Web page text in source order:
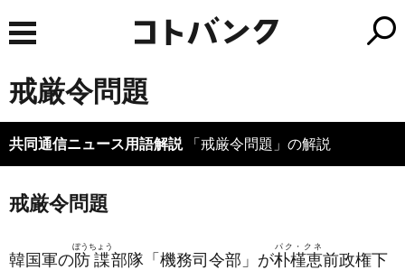
戒厳令問題
共同通信ニュース用語解説 「戒厳令問題」の解説
戒厳令問題
韓国軍の防諜
ぼうちょう
部隊「機務司令部」が朴槿恵
パク・クネ
前政権下